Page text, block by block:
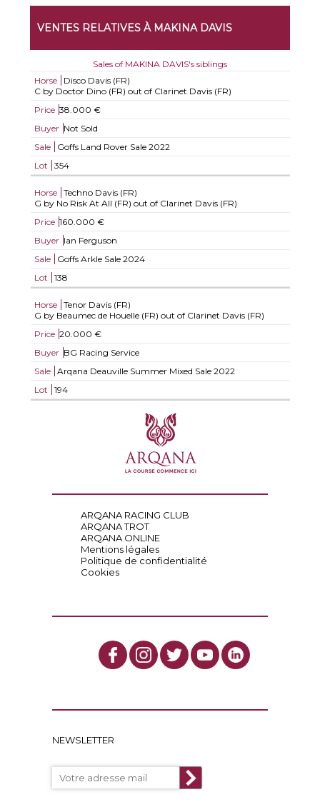
VENTES RELATIVES À MAKINA DAVIS
Sales of MAKINA DAVIS's siblings
Horse
Disco Davis (FR)
C by Doctor Dino (FR) out of Clarinet Davis (FR)
Price 38.000 €
Buyer Not Sold
Sale
Goffs Land Rover Sale 2022
Lot
354
Horse
Techno Davis (FR)
G by No Risk At All (FR) out of Clarinet Davis (FR)
Price 160.000 €
Buyer Ian Ferguson
Sale
Goffs Arkle Sale 2024
Lot
138
Horse
Tenor Davis (FR)
G by Beaumec de Houelle (FR) out of Clarinet Davis (FR)
Price 20.000 €
Buyer BG Racing Service
Sale
Arqana Deauville Summer Mixed Sale 2022
Lot
194
ARQANA RACING CLUB
ARQANA TROT
ARQANA ONLINE
Mentions légales
Politique de confidentialité
Cookies
NEWSLETTER